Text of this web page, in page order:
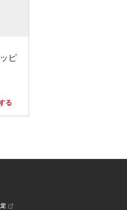
ピ
る